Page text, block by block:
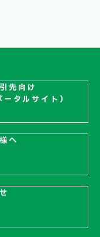
先向け
タルサイト）
へ